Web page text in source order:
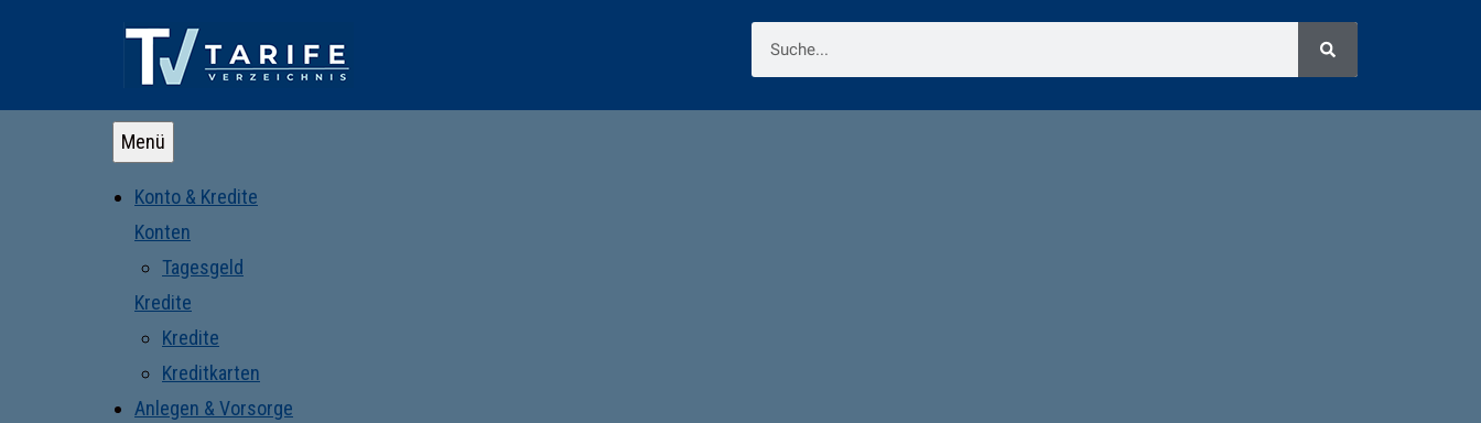
Menü
Konto & Kredite
Konten
Tagesgeld
Kredite
Kredite
Kreditkarten
Anlegen & Vorsorge